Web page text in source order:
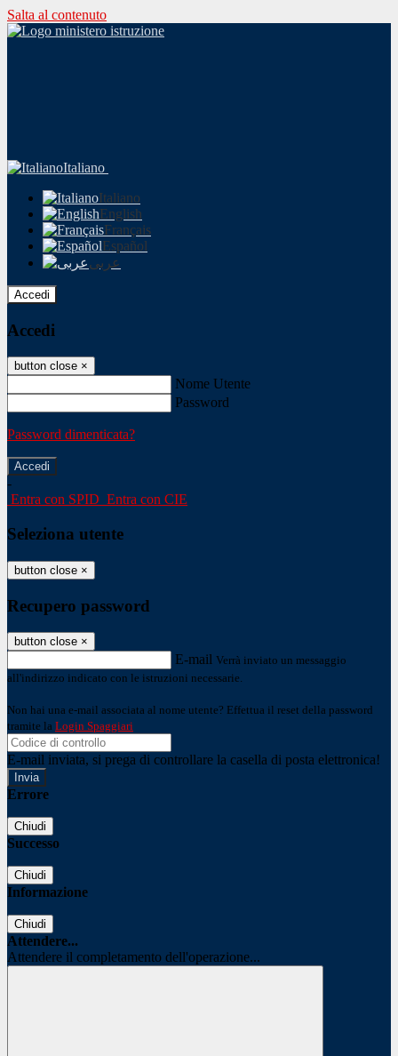
Salta al contenuto
Italiano
Italiano
English
Français
Español
عربى
Accedi
Accedi
button close ×
Nome Utente
Password
Password dimenticata?
-
Entra con SPID Entra con CIE
Seleziona utente
button close ×
Recupero password
button close ×
E-mail Verrà inviato un messaggio
all'indirizzo indicato con le istruzioni necessarie.
Non hai una e-mail associata al nome utente? Effettua il reset della password
tramite la Login Spaggiari
E-mail inviata, si prega di controllare la casella di posta elettronica!
Errore
Chiudi
Successo
Chiudi
Informazione
Chiudi
Attendere...
Attendere il completamento dell'operazione...